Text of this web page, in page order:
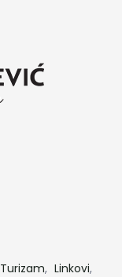
Turizam
Linkovi